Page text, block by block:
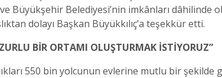
ve Büyükşehir Belediyesi’nin imkânları
dolayı Başkan Büyükkılıç’a teşekkür etti.
BİR ORTAMI OLUŞTURMAK İSTİYORUZ”
550 bin yolcunun evlerine mutlu bir şekilde